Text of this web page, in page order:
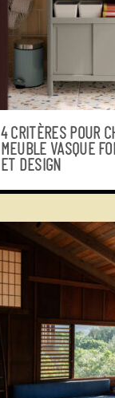
4 CRITÈRES POUR
MEUBLE VASQUE
ET DESIGN